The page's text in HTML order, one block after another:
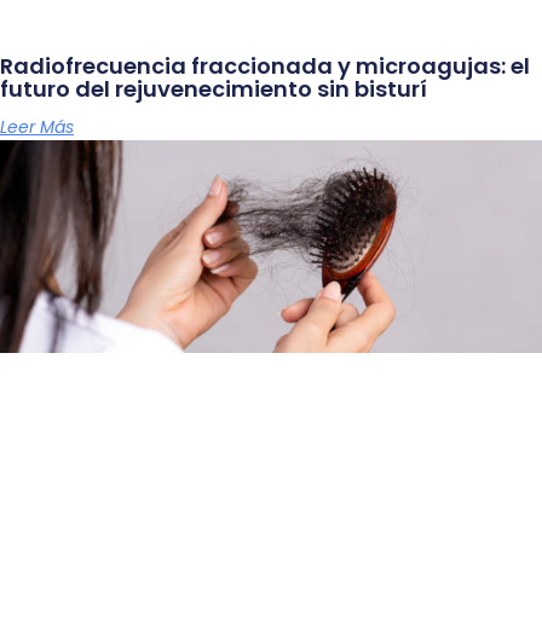
Radiofrecuencia fraccionada y microagujas: el
futuro del rejuvenecimiento sin bisturí
Leer Más